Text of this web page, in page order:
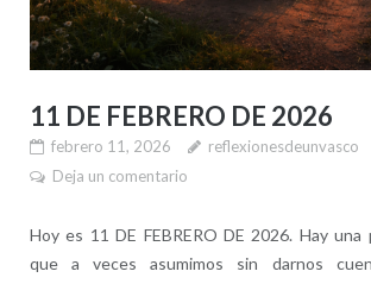
11 DE FEBRERO DE 2026
febrero 11, 2026
reflexionesdeunvasco
Deja un comentario
Hoy es 11 DE FEBRERO DE 2026. Hay una
que a veces asumimos sin darnos